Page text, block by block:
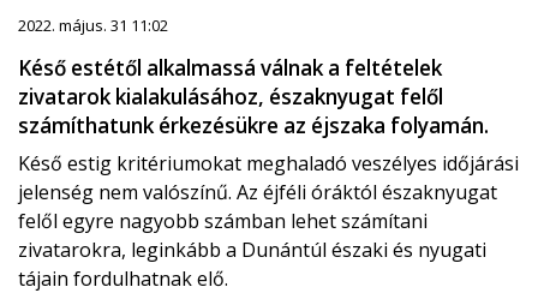
2022. május. 31 11:02
Késő estétől alkalmassá válnak a feltételek
zivatarok kialakulásához, északnyugat felől
számíthatunk érkezésükre az éjszaka folyamán.
Késő estig kritériumokat meghaladó veszélyes időjárási
jelenség nem valószínű. Az éjféli óráktól északnyugat
felől egyre nagyobb számban lehet számítani
zivatarokra, leginkább a Dunántúl északi és nyugati
tájain fordulhatnak elő.